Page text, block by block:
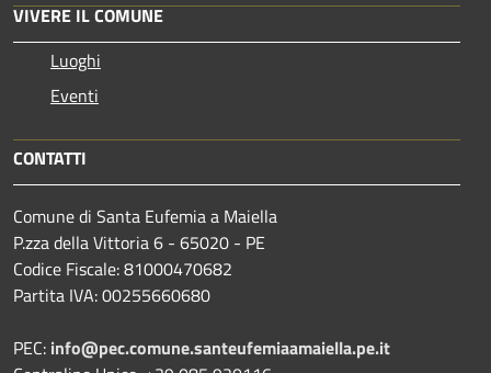
VIVERE IL COMUNE
Luoghi
Eventi
CONTATTI
Comune di Santa Eufemia a Maiella
P.zza della Vittoria 6 - 65020 - PE
Codice Fiscale: 81000470682
Partita IVA: 00255660680
PEC: info@pec.comune.santeufemiaamaiella.pe.it